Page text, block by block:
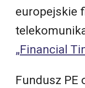
europejskie
„Financial
Fundusz PE